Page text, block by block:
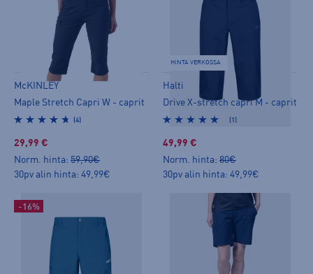
McKINLEY
Maple Stretch Capri W - caprit
(4)
29,99 €
Norm. hinta: 59,90€
30pv alin hinta: 49,99€
HINTA VERKOSSA
Halti
Drive X-stretch capri M - caprit
(1)
49,99 €
Norm. hinta: 80€
30pv alin hinta: 49,99€
-16%